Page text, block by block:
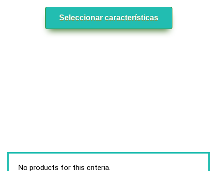
Seleccionar características
No products for this criteria.